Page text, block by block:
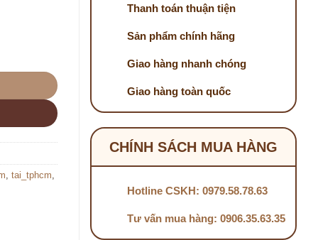
tai_tphcm
Thanh toán thuận tiện
Sản phẩm chính hãng
Giao hàng nhanh chóng
Giao hàng toàn quốc
CHÍNH SÁCH MUA HÀNG
Hotline CSKH: 0979.58.78.63
Tư vấn mua hàng: 0906.35.63.35